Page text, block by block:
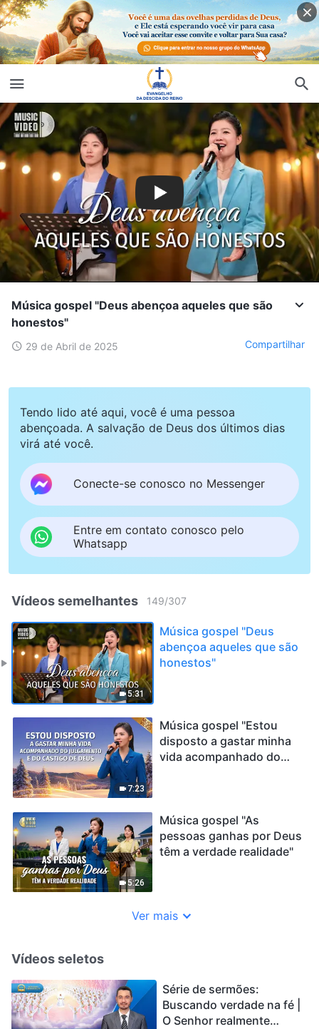
Música gospel "Deus abençoa aqueles que são
honestos"
29 de Abril de 2025 Compartilhar
Tendo lido até aqui, você é uma pessoa
abençoada. A salvação de Deus dos últimos dias
virá até você.
Conecte-se conosco no Messenger
Entre em contato conosco pelo
Whatsapp
Vídeos semelhantes 149/307
5:31
Música gospel "Deus
abençoa aqueles que são
honestos"
7:23
Música gospel "Estou
disposto a gastar minha
vida acompanhado do
5:26
Música gospel "As
pessoas ganhas por Deus
têm a verdade realidade"
Ver mais
Vídeos seletos
Série de sermões:
Buscando verdade na fé |
O Senhor realmente